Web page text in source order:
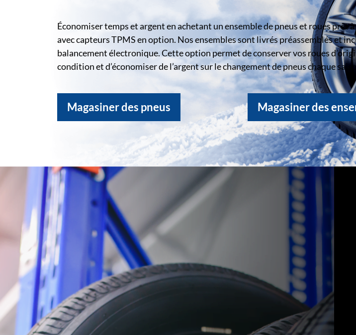
Économiser temps et argent en achetant un ensemble de pneus et roues prêt
avec capteurs TPMS en option. Nos ensembles sont livrés préassemblés et
balancement électronique. Cette option permet de conserver vos roues
condition et d’économiser de l’argent sur le changement de pneus chaque
Magasiner des pneus Magasiner des